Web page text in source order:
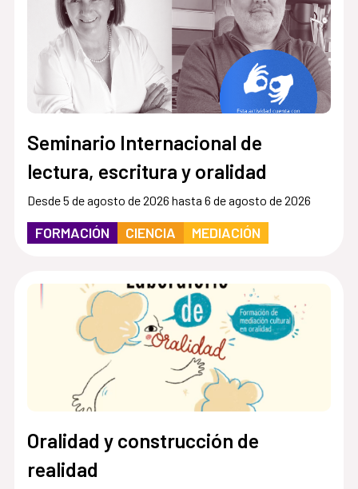
Seminario Internacional de
lectura, escritura y oralidad
Desde 5 de agosto de 2026 hasta 6 de agosto de 2026
FORMACIÓN CIENCIA MEDIACIÓN
Oralidad y construcción de
realidad